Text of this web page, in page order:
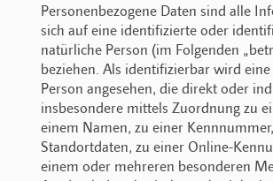
Personenbezogene Daten sind alle
sich auf eine identifizierte oder
natürliche Person (im Folgenden
beziehen. Als identifizierbar wird
Person angesehen, die direkt oder
insbesondere mittels Zuordnung zu
einem Namen, zu einer
Standortdaten, zu einer Online-
einem oder mehreren besonderen